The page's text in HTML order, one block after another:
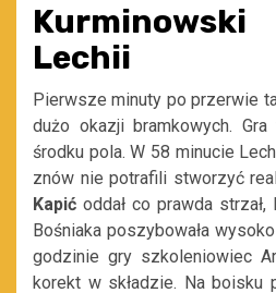
Kurminowski
Lechii
Pierwsze minuty po przerwie
dużo okazji bramkowych.
środku pola. W 58 minucie
znów nie potrafili stworzyć
Kapić oddał co prawda
Bośniaka poszybowała
godzinie gry szkoleniowiec
korekt w składzie. Na boisku